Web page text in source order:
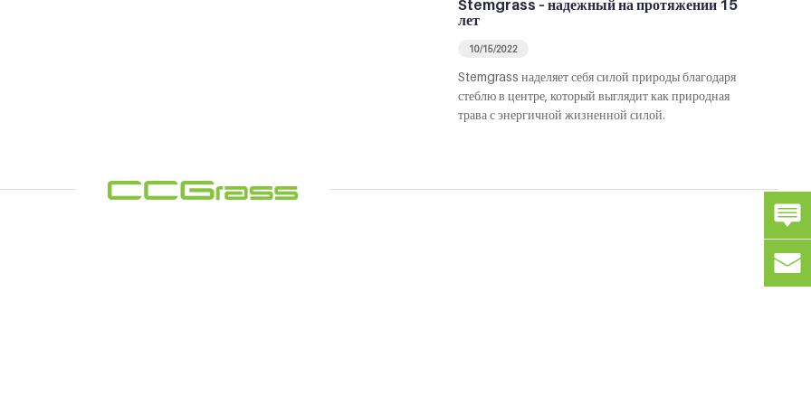
Stemgrass – надежный на протяжении 15
лет
10/15/2022
Stemgrass наделяет себя силой природы благодаря
стеблю в центре, который выглядит как природная
трава с энергичной жизненной силой.